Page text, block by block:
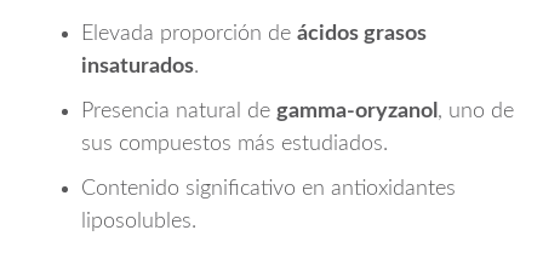
Elevada proporción de ácidos grasos
insaturados.
Presencia natural de gamma-oryzanol , uno de
sus compuestos más estudiados.
Contenido significativo en antioxidantes
liposolubles.